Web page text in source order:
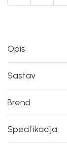
Opis
Sastav
Brend
Specifikacija